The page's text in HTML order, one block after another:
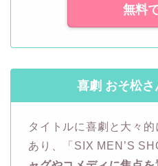
無料
喜劇 おそ松さ
タイトルに喜劇と大々
あり、「SIX MEN’S